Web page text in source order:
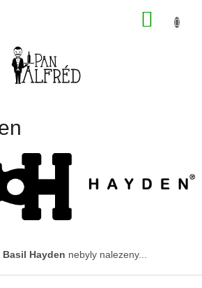
Basil Hayden nebyly nalezeny...